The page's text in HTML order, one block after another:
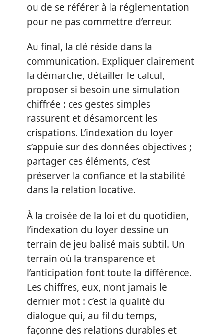
ou de se référer à la réglementation
pour ne pas commettre d’erreur.
Au final, la clé réside dans la
communication. Expliquer clairement
la démarche, détailler le calcul,
proposer si besoin une simulation
chiffrée : ces gestes simples
rassurent et désamorcent les
crispations. L’indexation du loyer
s’appuie sur des données objectives ;
partager ces éléments, c’est
préserver la confiance et la stabilité
dans la relation locative.
À la croisée de la loi et du quotidien,
l’indexation du loyer dessine un
terrain de jeu balisé mais subtil. Un
terrain où la transparence et
l’anticipation font toute la différence.
Les chiffres, eux, n’ont jamais le
dernier mot : c’est la qualité du
dialogue qui, au fil du temps,
façonne des relations durables et